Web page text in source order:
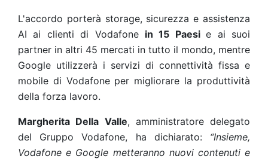
L'accordo porterà storage, sicurezza e assistenza
AI ai clienti di Vodafone in 15 Paesie ai suoi
partner in altri 45 mercati in tutto il mondo, mentre
Google utilizzerà i servizi di connettività fissa e
mobile di Vodafone per migliorare la produttività
della forza lavoro.
Margherita Della Valle, amministratore delegato
del Gruppo Vodafone, ha dichiarato: “Insieme,
Vodafone e Google metteranno nuovi contenuti e